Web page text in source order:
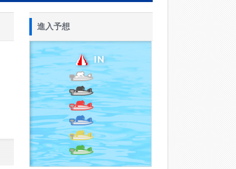
進入予想